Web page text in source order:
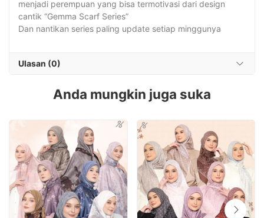
menjadi perempuan yang bisa termotivasi dari design
cantik “Gemma Scarf Series”
Dan nantikan series paling update setiap minggunya
Ulasan (0)
Anda mungkin juga suka